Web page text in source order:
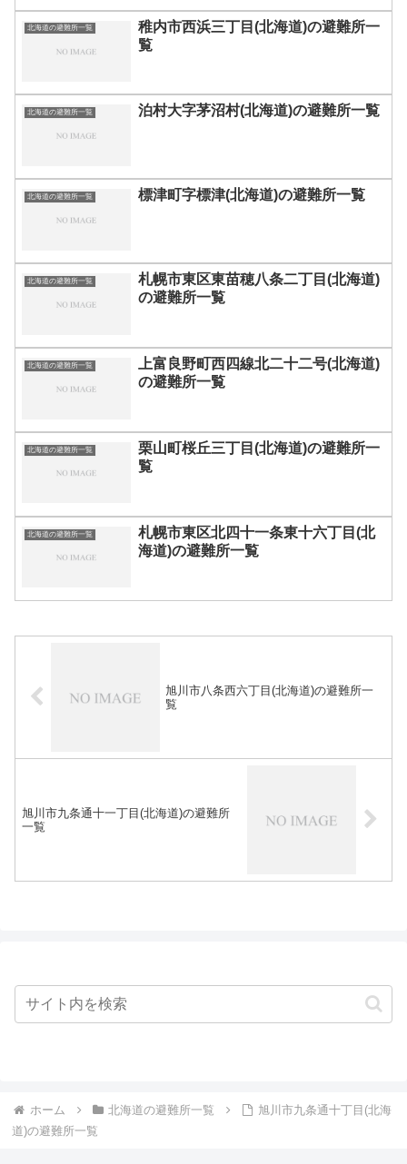
北海道の避難所一覧
稚内市西浜三丁目(北海道)の避難所一
覧
北海道の避難所一覧 泊村大字茅沼村(北海道)の避難所一覧
北海道の避難所一覧 標津町字標津(北海道)の避難所一覧
北海道の避難所一覧
札幌市東区東苗穂八条二丁目(北海道)
の避難所一覧
北海道の避難所一覧
上富良野町西四線北二十二号(北海道)
の避難所一覧
北海道の避難所一覧
栗山町桜丘三丁目(北海道)の避難所一
覧
北海道の避難所一覧
札幌市東区北四十一条東十六丁目(北
海道)の避難所一覧
旭川市八条西六丁目(北海道)の避難所一
覧
旭川市九条通十一丁目(北海道)の避難所
一覧
ホーム 北海道の避難所一覧
旭川市九条通十丁目(北海
道)の避難所一覧